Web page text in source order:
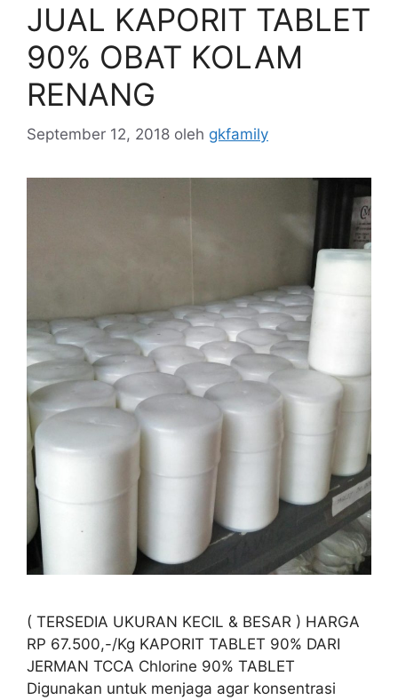
JUAL KAPORIT TABLET
90% OBAT KOLAM
RENANG
September 12, 2018 oleh gkfamily
( TERSEDIA UKURAN KECIL & BESAR ) HARGA
RP 67.500,-/Kg KAPORIT TABLET 90% DARI
JERMAN TCCA Chlorine 90% TABLET
Digunakan untuk menjaga agar konsentrasi